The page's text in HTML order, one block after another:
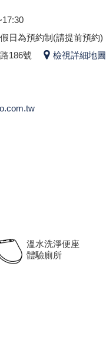
日為預約制(請提前預約)
186號
檢視詳細地圖
溫水洗淨便座
體驗廁所